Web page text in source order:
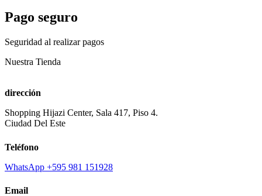
Pago seguro
Seguridad al realizar pagos
Nuestra Tienda
dirección
Shopping Hijazi Center, Sala 417, Piso 4.
Ciudad Del Este
Teléfono
WhatsApp +595 981 151928
Email